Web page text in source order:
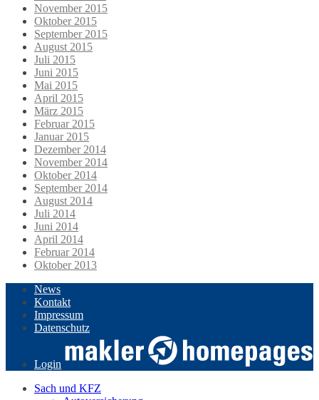
November 2015
Oktober 2015
September 2015
August 2015
Juli 2015
Juni 2015
Mai 2015
April 2015
März 2015
Februar 2015
Januar 2015
Dezember 2014
November 2014
Oktober 2014
September 2014
August 2014
Juli 2014
Juni 2014
April 2014
Februar 2014
Oktober 2013
News
Kontakt
Impressum
Datenschutz
Login
Sach und KFZ